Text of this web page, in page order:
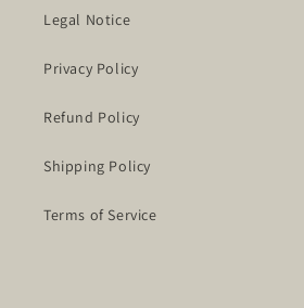
Legal Notice
Privacy Policy
Refund Policy
Shipping Policy
Terms of Service